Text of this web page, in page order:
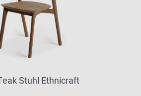
Stuhl Ethnicraft